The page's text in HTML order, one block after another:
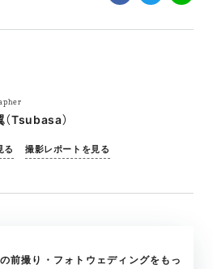
Tsubasa）
る 撮影レポートを見る
前撮り・フォトウェディングをもっ